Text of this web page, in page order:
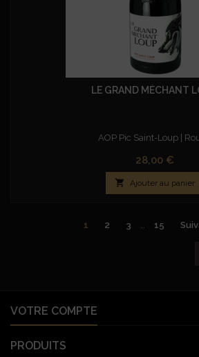
LE GRAND MÉCHANT
AOP Pic Saint-Loup |
Prix
28,00 €
 Ajouter au panier
1 2 3 … 15
VOTRE COMPTE
PRODUITS